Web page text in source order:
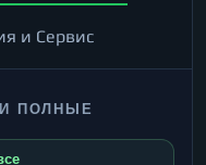
и Сервис
ПОЛНЫЕ